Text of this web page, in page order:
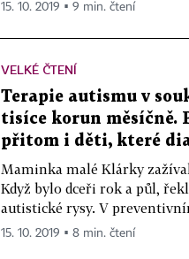
15. 10. 2019 ▪ 9 min. čtení
VELKÉ ČTENÍ
Terapie autismu v
tisíce korun měsíčně.
přitom i děti, které
Maminka malé Klárky
Když bylo dceři rok a půl,
autistické rysy. V
15. 10. 2019 ▪ 8 min. čtení